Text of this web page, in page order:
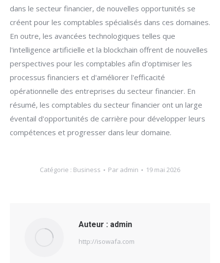
dans le secteur financier, de nouvelles opportunités se
créent pour les comptables spécialisés dans ces domaines.
En outre, les avancées technologiques telles que
l'intelligence artificielle et la blockchain offrent de nouvelles
perspectives pour les comptables afin d'optimiser les
processus financiers et d'améliorer l'efficacité
opérationnelle des entreprises du secteur financier. En
résumé, les comptables du secteur financier ont un large
éventail d'opportunités de carrière pour développer leurs
compétences et progresser dans leur domaine.
Catégorie : Business Par admin 19 mai 2026
Auteur : admin
http://isowafa.com